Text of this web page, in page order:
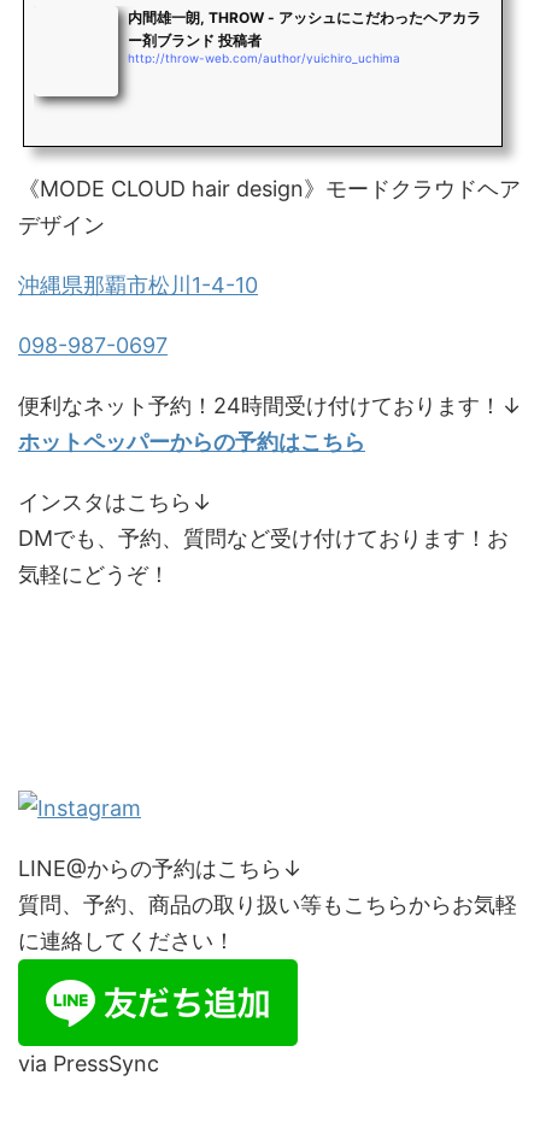
内間雄一朗, THROW - アッシュにこだわったヘアカラ
ー剤ブランド 投稿者
http://throw-web.com/author/yuichiro_uchima
《MODE CLOUD hair design》モードクラウドヘア
デザイン
沖縄県那覇市松川1-4-10
098-987-0697
便利なネット予約！24時間受け付けております！↓
ホットペッパーからの予約はこちら
インスタはこちら↓
DMでも、予約、質問など受け付けております！お
気軽にどうぞ！
LINE@からの予約はこちら↓
質問、予約、商品の取り扱い等もこちらからお気軽
に連絡してください！
via PressSync